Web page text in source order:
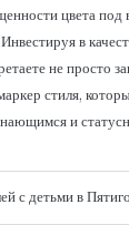
цвета под
в
не просто
стиля,
и
с детьми в